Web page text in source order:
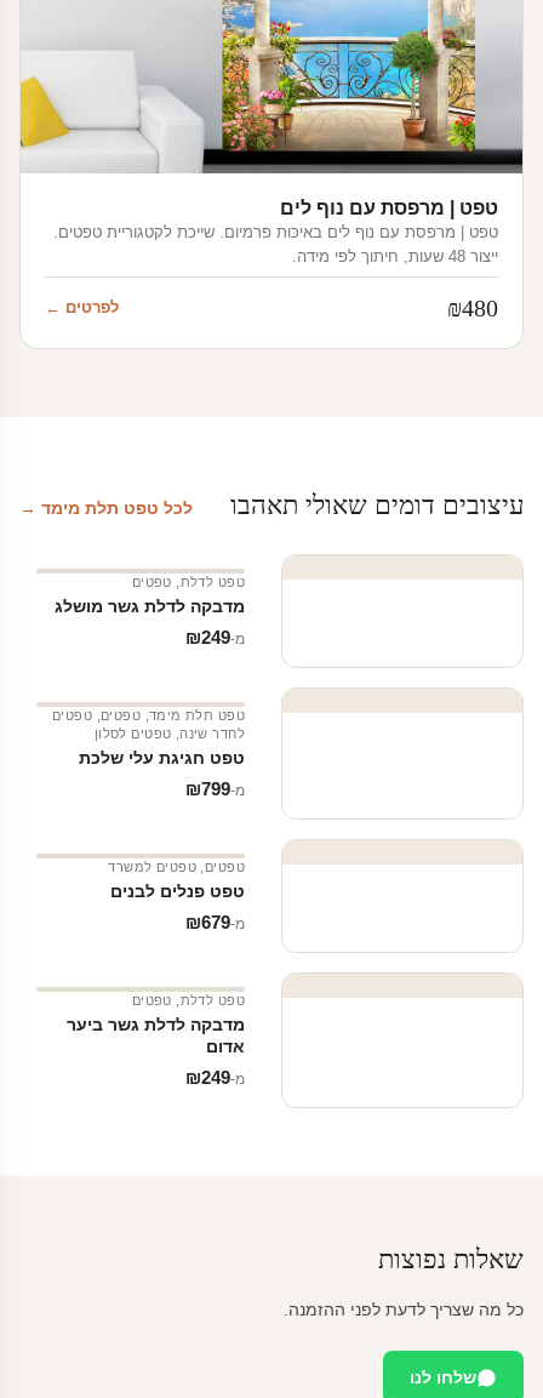
טפט | מרפסת עם נוף לים
טפט | מרפסת עם נוף לים באיכות פרמיום. שייכת לקטגוריית טפטים.
ייצור 48 שעות, חיתוך לפי מידה.
₪480 לפרטים ←
עיצובים דומים שאולי תאהבו לכל טפט תלת מימד →
טפט לדלת טפטים
מדבקה לדלת גשר מושלג
מ‑ ₪249
טפט תלת מימד טפטים
טפטים
לחדר שינה
טפטים לסלון
טפט חגיגת עלי שלכת
מ‑ ₪799
טפטים טפטים למשרד
טפט פנלים לבנים
מ‑ ₪679
טפט לדלת טפטים
מדבקה לדלת גשר ביער
אדום
מ‑ ₪249
שאלות נפוצות
כל מה שצריך לדעת לפני ההזמנה.
שלחו לנו